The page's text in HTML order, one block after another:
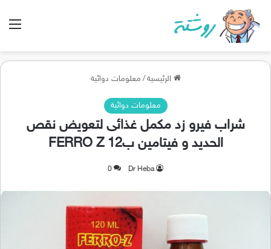
الرئيسية / معلومات دوائية
معلومات دوائية
شراب فيرو زد مكمل غذائى لتعويض نقص
الحديد و فيتامين ب12 FERRO Z
Dr Heba
0